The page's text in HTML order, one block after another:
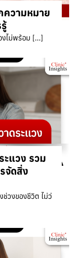
ความหมาย
งไม่พร้อม […]
แวง รวม
จัดสิ่ง
ช่วงของชีวิต ไม่ว่